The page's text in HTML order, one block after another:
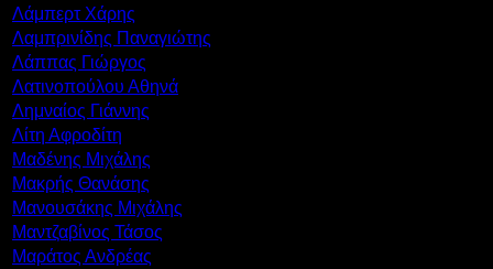
Λάμπερτ Χάρης
Λαμπρινίδης Παναγιώτης
Λάππας Γιώργος
Λατινοπούλου Αθηνά
Λημναίος Γιάννης
Λίτη Αφροδίτη
Μαδένης Μιχάλης
Μακρής Θανάσης
Μανουσάκης Μιχάλης
Μαντζαβίνος Τάσος
Μαράτος Ανδρέας